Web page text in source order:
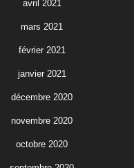
avril 2021
mars 2021
février 2021
janvier 2021
décembre 2020
novembre 2020
octobre 2020